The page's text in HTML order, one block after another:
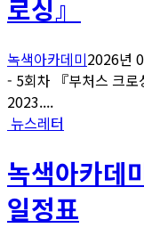
로싱』
녹색아카데미2026년
- 5회차 『부처스 크
2023....
뉴스레터
녹색아카데
일정표